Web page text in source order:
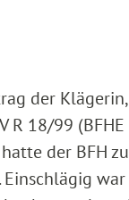
der
R 18/99
der BFH